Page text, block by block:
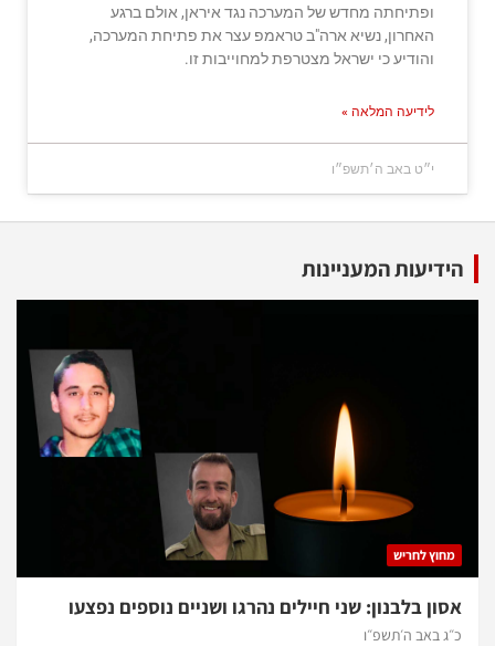
ופתיחתה מחדש של המערכה נגד איראן, אולם ברגע
האחרון, נשיא ארה"ב טראמפ עצר את פתיחת המערכה,
והודיע כי ישראל מצטרפת למחוייבות זו.
לידיעה המלאה »
י״ט באב ה׳תשפ״ו
הידיעות המעניינות
מחוץ לחריש
אסון בלבנון: שני חיילים נהרגו ושניים נוספים נפצעו
כ״ג באב ה׳תשפ״ו